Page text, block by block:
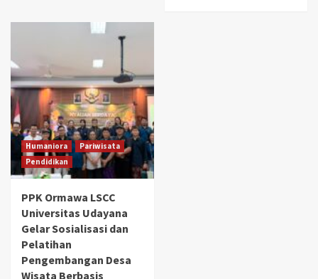
Humaniora
Pariwisata
Pendidikan
PPK Ormawa LSCC
Universitas Udayana
Gelar Sosialisasi dan
Pelatihan
Pengembangan Desa
Wisata Berbasis